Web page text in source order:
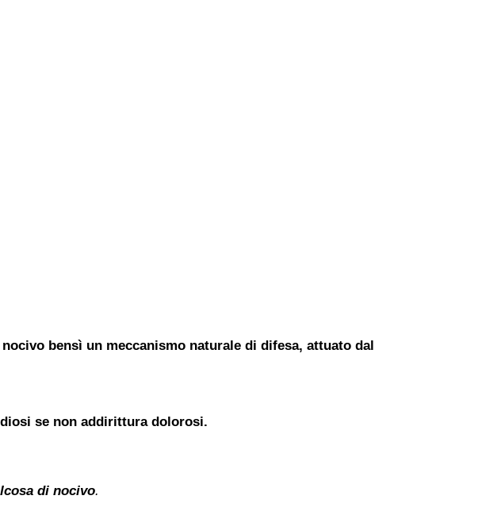
bensì un meccanismo naturale di difesa, attuato dal
se non addirittura dolorosi.
di nocivo.